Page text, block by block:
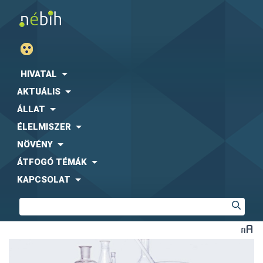
HIVATAL
AKTUÁLIS
ÁLLAT
ÉLELMISZER
NÖVÉNY
ÁTFOGÓ TÉMÁK
KAPCSOLAT